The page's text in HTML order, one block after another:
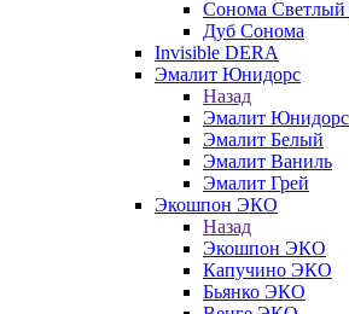
Сонома Светлый
Дуб Сонома
Invisible DERA
Эмалит Юнидорс
Назад
Эмалит Юнидорс
Эмалит Белый
Эмалит Ваниль
Эмалит Грей
Экошпон ЭКО
Назад
Экошпон ЭКО
Капучино ЭКО
Бьянко ЭКО